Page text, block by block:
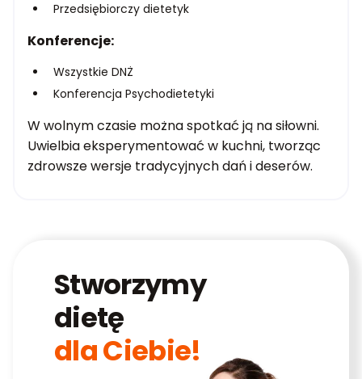
Przedsiębiorczy dietetyk
Konferencje:
Wszystkie DNŻ
Konferencja Psychodietetyki
W wolnym czasie można spotkać ją na siłowni.
Uwielbia eksperymentować w kuchni, tworząc
zdrowsze wersje tradycyjnych dań i deserów.
Stworzymy
dietę
dla Ciebie!